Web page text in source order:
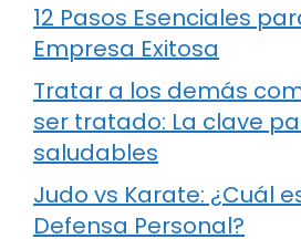
12 Pasos Esenciales
Empresa Exitosa
Tratar a los demás
ser tratado: La clave
saludables
Judo vs Karate: ¿Cuál
Defensa Personal?